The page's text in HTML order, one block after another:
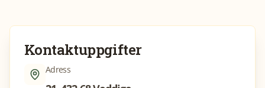
Kontaktuppgifter
Adress